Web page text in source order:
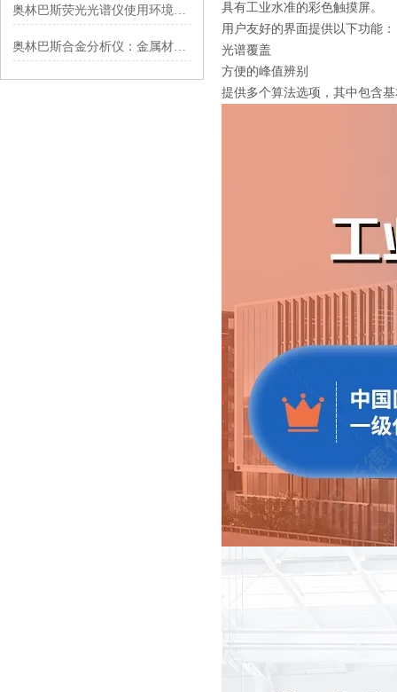
奥林巴斯荧光光谱仪使用环境要满足那些要求？
奥林巴斯合金分析仪：金属材料成分的“精准解码者”
具有工业水准的彩色触摸屏。
用户友好的界面提供以下功能：
光谱覆盖
方便的峰值辨别
提供多个算法选项，其中包含